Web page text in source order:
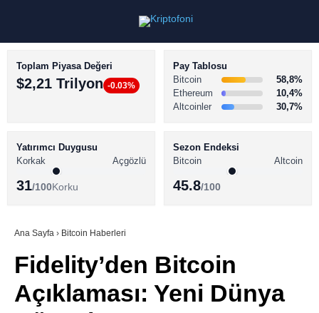
Youtube
TikTok
BİTCOİN HABERLERİ
ALTCOİN HABERLERİ
SÖZLÜK
Toplam Piyasa Değeri
$2,21 Trilyon -0.03%
Pay Tablosu
Bitcoin
58,8%
Ethereum
10,4%
Altcoinler
30,7%
Yatırımcı Duygusu
Korkak
Açgözlü
31/100Korku
Sezon Endeksi
Bitcoin
Altcoin
45.8/100
Ana Sayfa › Bitcoin Haberleri
Fidelity’den Bitcoin
Açıklaması: Yeni Dünya